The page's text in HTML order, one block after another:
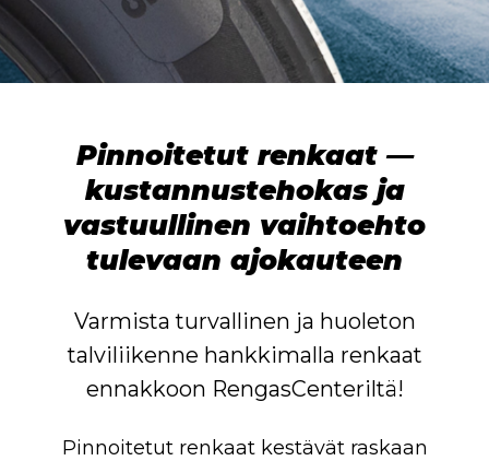
Pinnoitetut renkaat —
kustannustehokas ja
vastuullinen vaihtoehto
tulevaan ajokauteen
Varmista turvallinen ja huoleton
talviliikenne hankkimalla renkaat
ennakkoon RengasCenteriltä!
Pinnoitetut renkaat kestävät raskaan